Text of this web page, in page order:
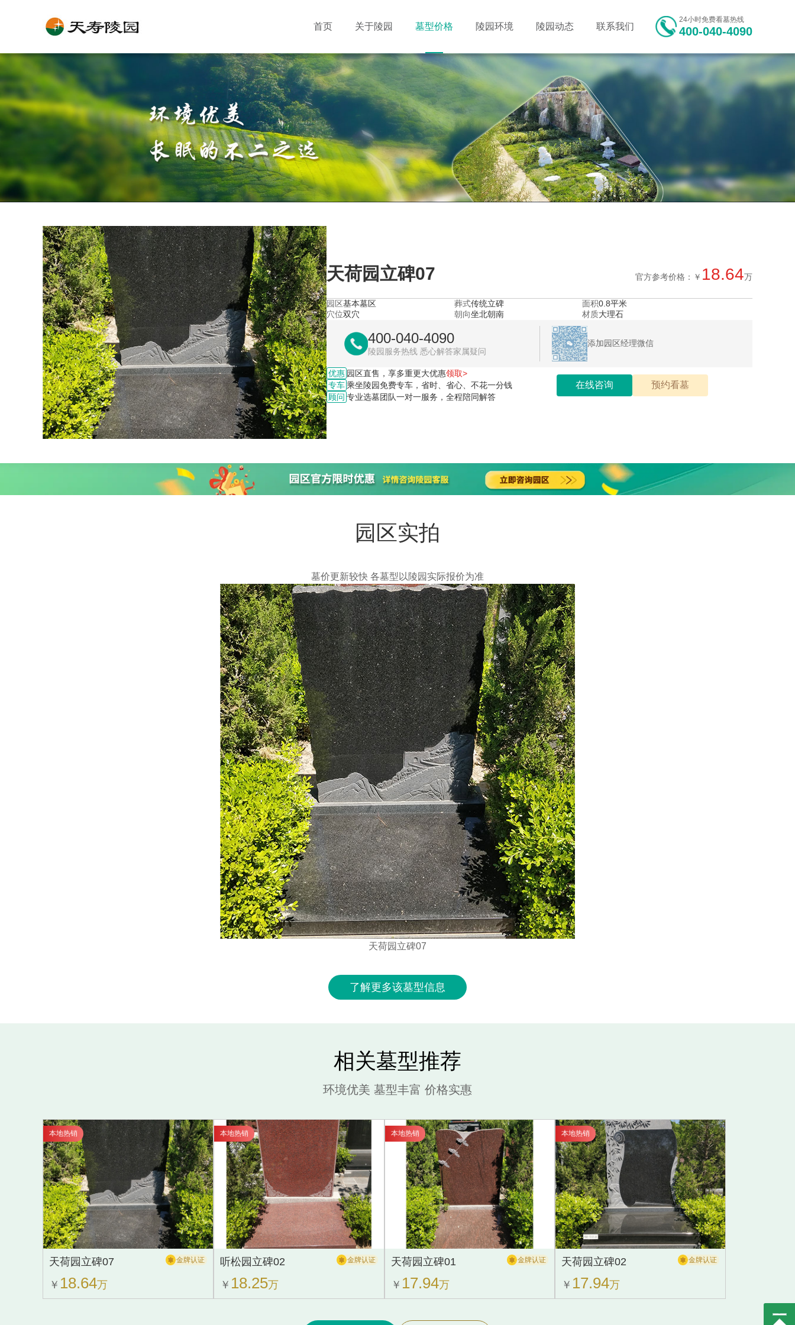
首页 关于陵园 墓型价格 陵园环境 陵园动态 联系我们
24小时免费看墓热线
400-040-4090
天荷园立碑07 官方参考价格：￥ 18.64万
园区基本墓区 葬式传统立碑 面积0.8平米
穴位双穴 朝向坐北朝南 材质大理石
400-040-4090
陵园服务热线 悉心解答家属疑问
添加园区经理微信
优惠 园区直售，享多重更大优惠领取>
专车乘坐陵园免费专车，省时、省心、不花一分钱
顾问 专业选墓团队一对一服务，全程陪同解答
在线咨询 预约看墓
园区实拍
墓价更新较快 各墓型以陵园实际报价为准
天荷园立碑07
了解更多该墓型信息
相关墓型推荐
环境优美 墓型丰富 价格实惠
本地热销
天荷园立碑07 金牌认证
￥ 18.64万
本地热销
听松园立碑02 金牌认证
￥ 18.25万
本地热销
天荷园立碑01 金牌认证
￥ 17.94万
本地热销
天荷园立碑02 金牌认证
￥ 17.94万